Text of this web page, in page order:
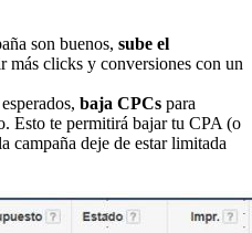
son buenos, sube el
más clicks y conversiones con un
baja CPCs para
Esto te permitirá bajar tu CPA (o
campaña deje de estar limitada